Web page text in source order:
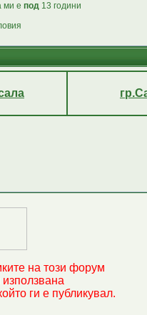
ми е под13 години
на този форум
ги е публикувал.